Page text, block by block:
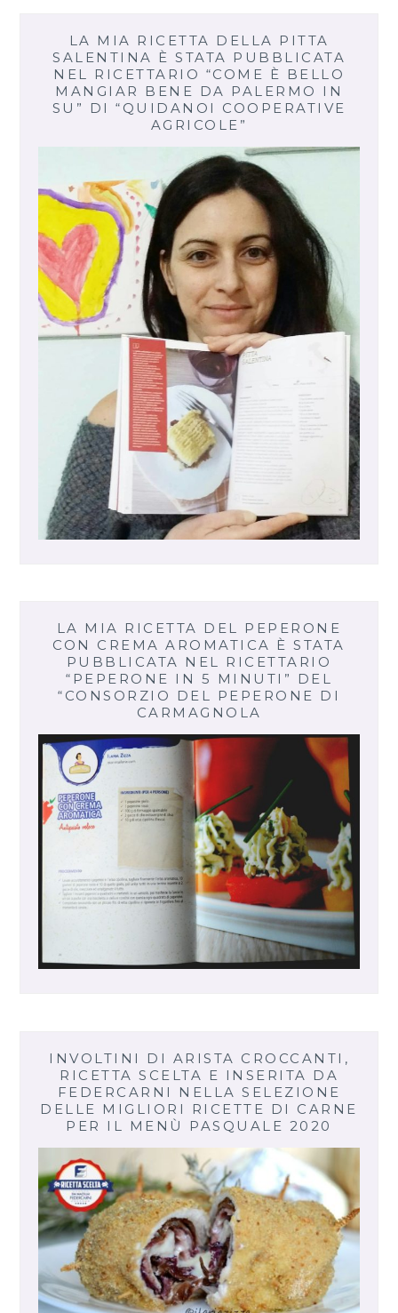
LA MIA RICETTA DELLA PITTA
SALENTINA È STATA PUBBLICATA
NEL RICETTARIO “COME È BELLO
MANGIAR BENE DA PALERMO IN
SU” DI “QUIDANOI COOPERATIVE
AGRICOLE”
LA MIA RICETTA DEL PEPERONE
CON CREMA AROMATICA È STATA
PUBBLICATA NEL RICETTARIO
“PEPERONE IN 5 MINUTI” DEL
“CONSORZIO DEL PEPERONE DI
CARMAGNOLA
INVOLTINI DI ARISTA CROCCANTI,
RICETTA SCELTA E INSERITA DA
FEDERCARNI NELLA SELEZIONE
DELLE MIGLIORI RICETTE DI CARNE
PER IL MENÙ PASQUALE 2020